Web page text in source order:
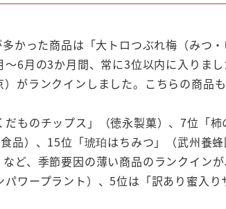
かった商品は「大トロつぶれ梅（みつ
6月の3か月間、常に3位以内に入りまし
）がランクインしました。こちらの商品
ものチップス」（徳永製菓）、7位「
品）、15位「琥珀はちみつ」（武州養
ど、季節要因の薄い商品のランクインが
パワープラント）、5位は「訳あり蜜入